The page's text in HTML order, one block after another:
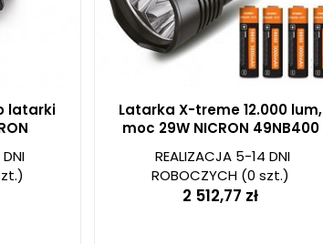
latarki
Latarka X-treme 12.000 lum,
moc 29W NICRON 49NB400
REALIZACJA 5-14 DNI
ROBOCZYCH (0 szt.)
2 512,77 zł